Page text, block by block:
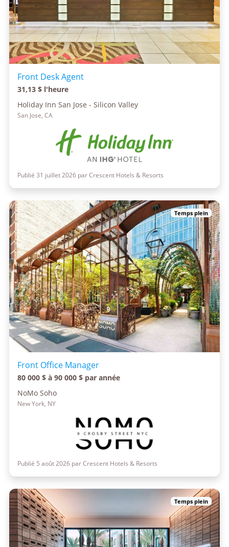
Front Desk Agent
31,13 $ l'heure
Holiday Inn San Jose - Silicon Valley
San Jose, CA
Publié 31 juillet 2026 par Crescent Hotels & Resorts
Temps plein
Front Office Manager
80 000 $ à 90 000 $ par année
NoMo Soho
New York, NY
Publié 5 août 2026 par Crescent Hotels & Resorts
Temps plein